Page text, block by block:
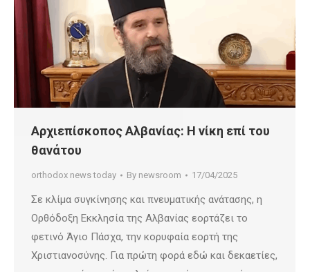
Αρχιεπίσκοπος Αλβανίας: Η νίκη επί του
θανάτου
orthodox news today By newsroom 17/04/2025
Σε κλίμα συγκίνησης και πνευματικής ανάτασης, η
Ορθόδοξη Εκκλησία της Αλβανίας εορτάζει το
φετινό Άγιο Πάσχα, την κορυφαία εορτή της
Χριστιανοσύνης. Για πρώτη φορά εδώ και δεκαετίες,